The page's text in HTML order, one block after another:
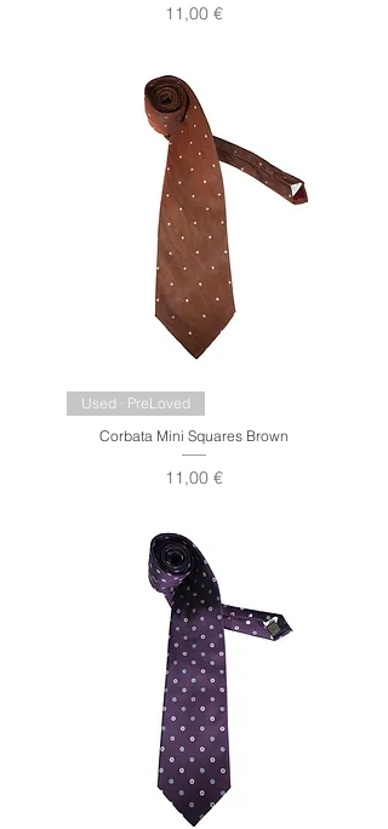
Precio
11,00 €
Used · PreLoved
Corbata Mini Squares Brown
Precio
11,00 €